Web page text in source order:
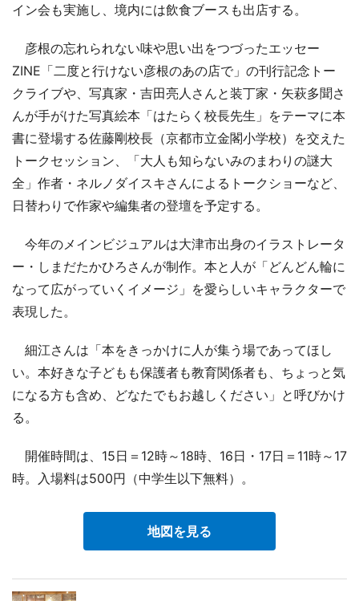
イン会も実施し、境内には飲食ブースも出店する。
彦根の忘れられない味や思い出をつづったエッセー
ZINE「二度と行けない彦根のあの店で」の刊行記念トー
クライブや、写真家・吉田亮人さんと装丁家・矢萩多聞さ
んが手がけた写真絵本「はたらく校長先生」をテーマに本
書に登場する佐藤剛校長（京都市立金閣小学校）を交えた
トークセッション、「大人も知らないみのまわりの謎大
全」作者・ネルノダイスキさんによるトークショーなど、
日替わりで作家や編集者の登壇を予定する。
今年のメインビジュアルは大津市出身のイラストレータ
ー・しまだたかひろさんが制作。本と人が「どんどん輪に
なって広がっていくイメージ」を愛らしいキャラクターで
表現した。
細江さんは「本をきっかけに人が集う場であってほし
い。本好きな子どもも保護者も教育関係者も、ちょっと気
になる方も含め、どなたでもお越しください」と呼びかけ
る。
開催時間は、15日＝12時～18時、16日・17日＝11時～17
時。入場料は500円（中学生以下無料）。
地図を見る